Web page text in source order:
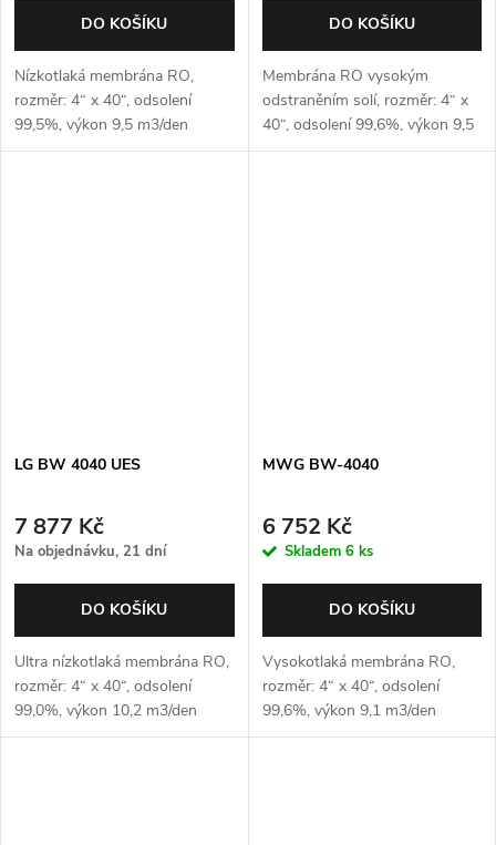
DO KOŠÍKU
Nízkotlaká membrána RO,
rozměr: 4“ x 40“, odsolení
99,5%, výkon 9,5 m3/den
DO KOŠÍKU
Membrána RO vysokým
odstraněním solí, rozměr: 4“ x
40“, odsolení 99,6%, výkon 9,5
m3/den
LG BW 4040 UES
7 877 Kč
Na objednávku, 21 dní
DO KOŠÍKU
Ultra nízkotlaká membrána RO,
rozměr: 4“ x 40“, odsolení
99,0%, výkon 10,2 m3/den
MWG BW-4040
6 752 Kč
Skladem 6 ks
DO KOŠÍKU
Vysokotlaká membrána RO,
rozměr: 4“ x 40“, odsolení
99,6%, výkon 9,1 m3/den